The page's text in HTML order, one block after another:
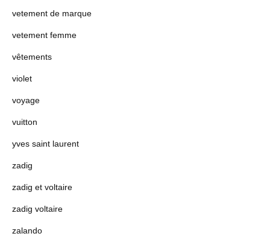
vetement de marque
vetement femme
vêtements
violet
voyage
vuitton
yves saint laurent
zadig
zadig et voltaire
zadig voltaire
zalando